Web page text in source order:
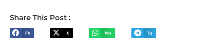
Share This Post :
Fb X Wa Tg